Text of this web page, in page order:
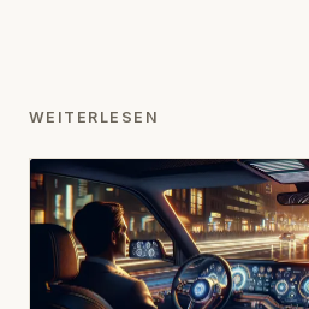
WEITERLESEN